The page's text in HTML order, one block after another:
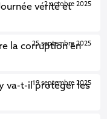
vérité et
2 octobre 2025
la corruption en
25 septembre 2025
va-t-il protéger les
19 septembre 2025